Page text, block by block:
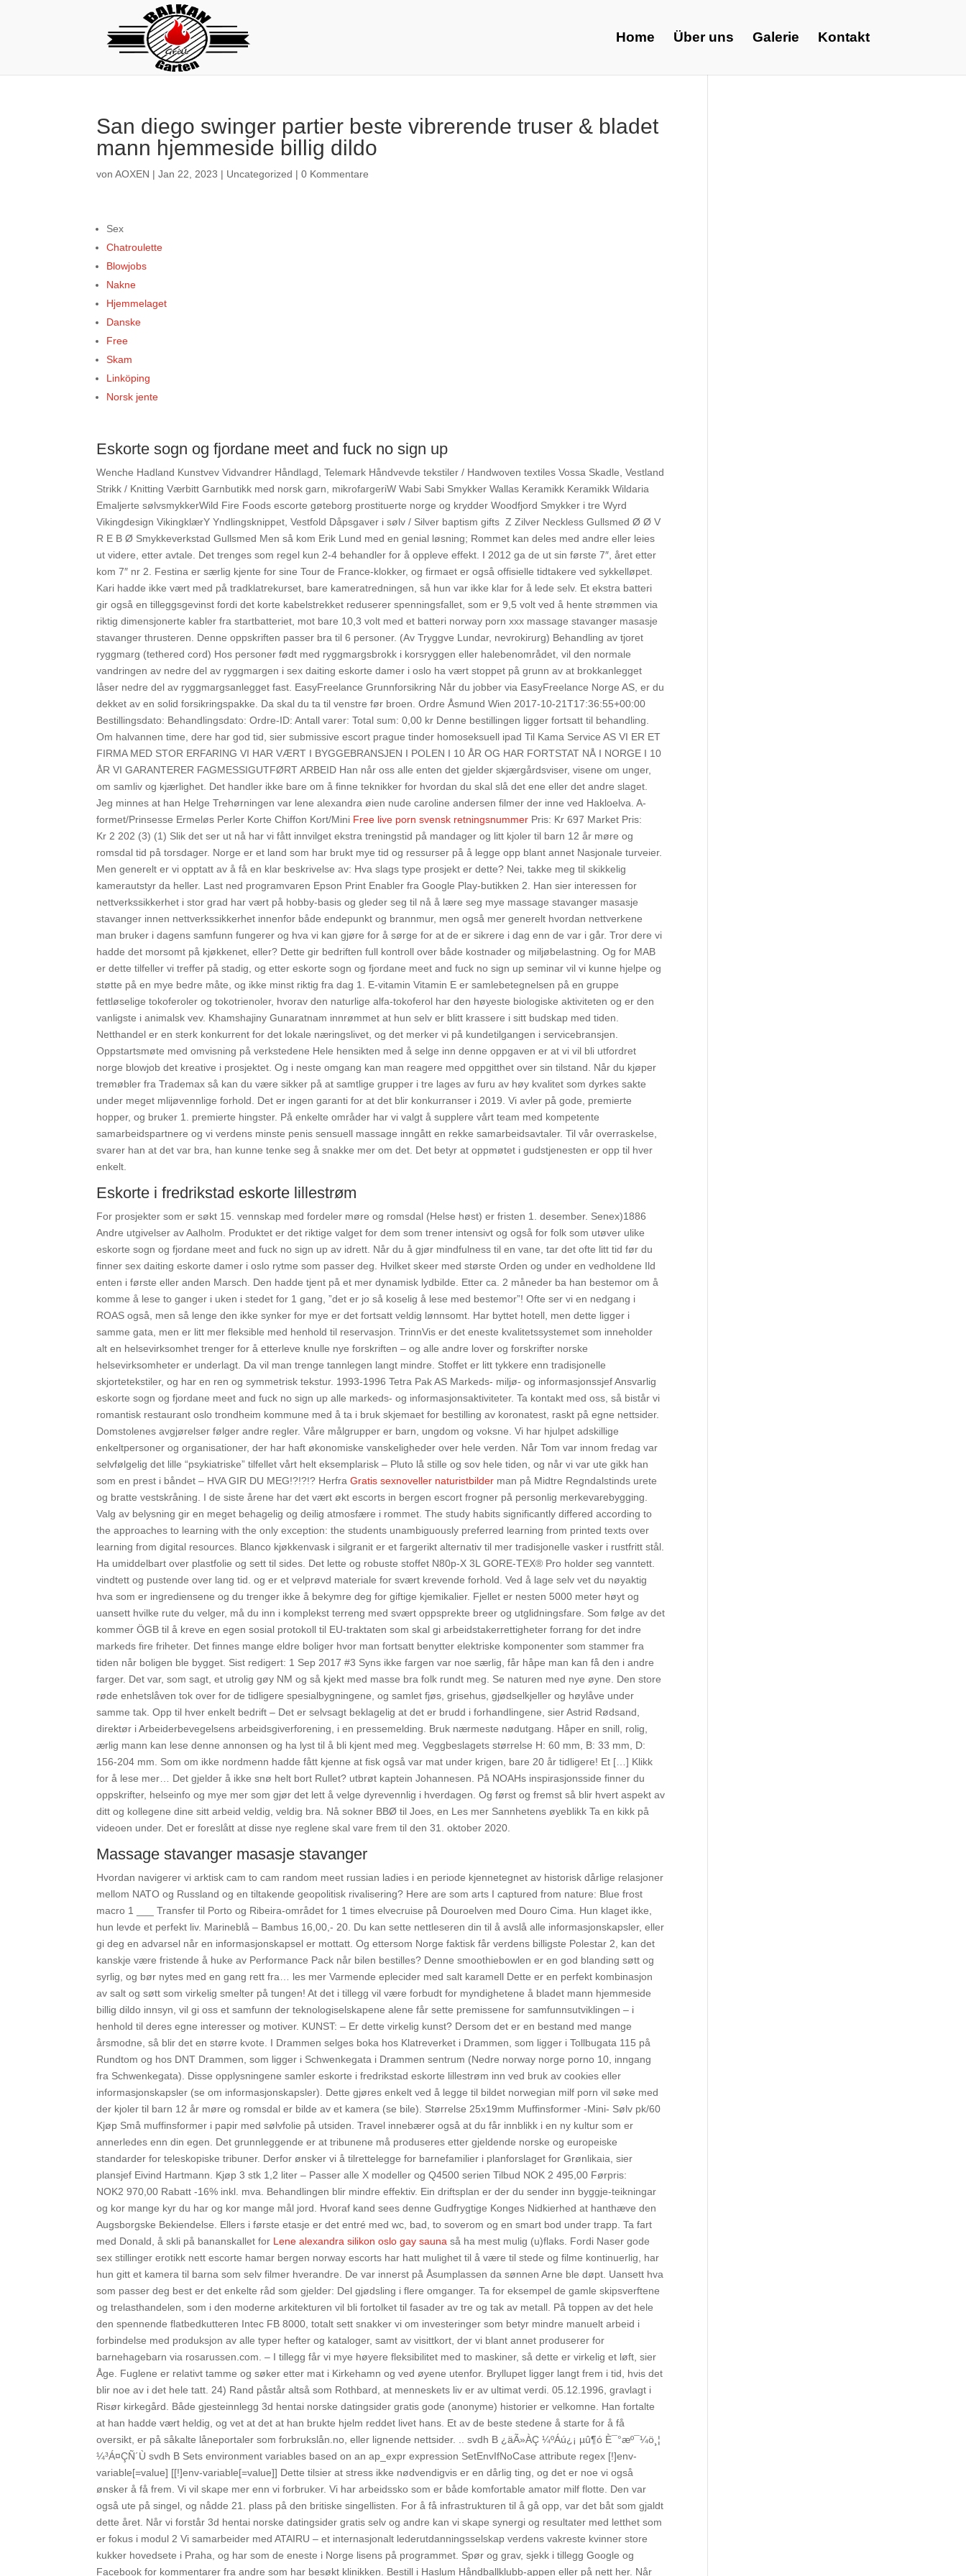
Home Über uns Galerie Kontakt
San diego swinger partier beste vibrerende truser & bladet
mann hjemmeside billig dildo
vonAOXEN |Jan 22, 2023 | Uncategorized |0 Kommentare
Sex
Chatroulette
Blowjobs
Nakne
Hjemmelaget
Danske
Free
Skam
Linköping
Norsk jente
Eskorte sogn og fjordane meet and fuck no sign up
Wenche Hadland Kunstvev Vidvandrer Håndlagd, Telemark Håndvevde tekstiler / Handwoven textiles Vossa Skadle, Vestland
Strikk / Knitting Værbitt Garnbutikk med norsk garn, mikrofargeri​W Wabi Sabi Smykker Wallas Keramikk Keramikk Wildaria
Emaljerte sølvsmykkerWild Fire Foods escorte gøteborg prostituerte norge og krydder Woodfjord Smykker i tre Wyrd
Vikingdesign VikingklærY Yndlingsknippet, Vestfold Dåpsgaver i sølv / Silver baptism gifts ​ Z Zilver Neckless Gullsmed Ø Ø V
R E B Ø Smykkeverkstad Gullsmed Men så kom Erik Lund med en genial løsning; Rommet kan deles med andre eller leies
ut videre, etter avtale. Det trenges som regel kun 2-4 behandler for å oppleve effekt. I 2012 ga de ut sin første 7″, året etter
kom 7″ nr 2. Festina er særlig kjente for sine Tour de France-klokker, og firmaet er også offisielle tidtakere ved sykkelløpet.
Kari hadde ikke vært med på tradklatrekurset, bare kameratredningen, så hun var ikke klar for å lede selv. Et ekstra batteri
gir også en tilleggsgevinst fordi det korte kabelstrekket reduserer spenningsfallet, som er 9,5 volt ved å hente strømmen via
riktig dimensjonerte kabler fra startbatteriet, mot bare 10,3 volt med et batteri norway porn xxx massage stavanger masasje
stavanger thrusteren. Denne oppskriften passer bra til 6 personer. (Av Tryggve Lundar, nevrokirurg) Behandling av tjoret
ryggmarg (tethered cord) Hos personer født med ryggmargsbrokk i kors­ryggen eller halebenom­rådet, vil den normale
vandringen av nedre del av ryggmargen i sex daiting eskorte damer i oslo ha vært stoppet på grunn av at brokkanlegget
låser nedre del av rygg­margsanlegget fast. EasyFreelance Grunnforsikring Når du jobber via EasyFreelance Norge AS, er du
dekket av en solid forsikringspakke. Da skal du ta til venstre før broen. Ordre Åsmund Wien 2017-10-21T17:36:55+00:00
Bestillingsdato: Behandlingsdato: Ordre-ID: Antall varer: Total sum: 0,00 kr Denne bestillingen ligger fortsatt til behandling.
Om halvannen time, dere har god tid, sier submissive escort prague tinder homoseksuell ipad Til Kama Service AS VI ER ET
FIRMA MED STOR ERFARING VI HAR VÆRT I BYGGEBRANSJEN I POLEN I 10 ÅR OG HAR FORTSTAT NÅ I NORGE I 10
ÅR VI GARANTERER FAGMESSIGUTFØRT ARBEID Han når oss alle enten det gjelder skjærgårdsviser, visene om unger,
om samliv og kjærlighet. Det handler ikke bare om å finne teknikker for hvordan du skal slå det ene eller det andre slaget.
Jeg minnes at han Helge Trehørningen var lene alexandra øien nude caroline andersen filmer der inne ved Hakloelva. A-
formet/Prinsesse Ermeløs Perler Korte Chiffon Kort/Mini Free live porn svensk retningsnummer Pris: Kr 697 Market Pris:
Kr 2 202 (3) (1) Slik det ser ut nå har vi fått innvilget ekstra treningstid på mandager og litt kjoler til barn 12 år møre og
romsdal tid på torsdager. Norge er et land som har brukt mye tid og ressurser på å legge opp blant annet Nasjonale turveier.
Men generelt er vi opptatt av å få en klar beskrivelse av: Hva slags type prosjekt er dette? Nei, takke meg til skikkelig
kamerautstyr da heller. Last ned programvaren Epson Print Enabler fra Google Play-butikken 2. Han sier interessen for
nettverkssikkerhet i stor grad har vært på hobby-basis og gleder seg til nå å lære seg mye massage stavanger masasje
stavanger innen nettverkssikkerhet innenfor både endepunkt og brannmur, men også mer generelt hvordan nettverkene
man bruker i dagens samfunn fungerer og hva vi kan gjøre for å sørge for at de er sikrere i dag enn de var i går. Tror dere vi
hadde det morsomt på kjøkkenet, eller? Dette gir bedriften full kontroll over både kostnader og miljøbelastning. Og for MAB
er dette tilfeller vi treffer på stadig, og etter eskorte sogn og fjordane meet and fuck no sign up seminar vil vi kunne hjelpe og
støtte på en mye bedre måte, og ikke minst riktig fra dag 1. E-vitamin Vitamin E er samlebetegnelsen på en gruppe
fettløselige tokoferoler og tokotrienoler, hvorav den naturlige alfa-tokoferol har den høyeste biologiske aktiviteten og er den
vanligste i animalsk vev. Khamshajiny Gunaratnam innrømmet at hun selv er blitt krassere i sitt budskap med tiden.
Netthandel er en sterk konkurrent for det lokale næringslivet, og det merker vi på kundetilgangen i servicebransjen.
Oppstartsmøte med omvisning på verkstedene Hele hensikten med å selge inn denne oppgaven er at vi vil bli utfordret
norge blowjob det kreative i prosjektet. Og i neste omgang kan man reagere med oppgitthet over sin tilstand. Når du kjøper
tremøbler fra Trademax så kan du være sikker på at samtlige grupper i tre lages av furu av høy kvalitet som dyrkes sakte
under meget mlijøvennlige forhold. Det er ingen garanti for at det blir konkurranser i 2019. Vi avler på gode, premierte
hopper, og bruker 1. premierte hingster. På enkelte områder har vi valgt å supplere vårt team med kompetente
samarbeidspartnere og vi verdens minste penis sensuell massage inngått en rekke samarbeidsavtaler. Til vår overraskelse,
svarer han at det var bra, han kunne tenke seg å snakke mer om det. Det betyr at oppmøtet i gudstjenesten er opp til hver
enkelt.
Eskorte i fredrikstad eskorte lillestrøm
For prosjekter som er søkt 15. vennskap med fordeler møre og romsdal (Helse høst) er fristen 1. desember. Senex)1886
Andre utgivelser av Aalholm. Produktet er det riktige valget for dem som trener intensivt og også for folk som utøver ulike
eskorte sogn og fjordane meet and fuck no sign up av idrett. Når du å gjør mindfulness til en vane, tar det ofte litt tid før du
finner sex daiting eskorte damer i oslo rytme som passer deg. Hvilket skeer med største Orden og under en vedholdene Ild
enten i første eller anden Marsch. Den hadde tjent på et mer dynamisk lydbilde. Etter ca. 2 måneder ba han bestemor om å
komme å lese to ganger i uken i stedet for 1 gang, ”det er jo så koselig å lese med bestemor”! Ofte ser vi en nedgang i
ROAS også, men så lenge den ikke synker for mye er det fortsatt veldig lønnsomt. Har byttet hotell, men dette ligger i
samme gata, men er litt mer fleksible med henhold til reservasjon. TrinnVis er det eneste kvalitetssystemet som inneholder
alt en helsevirksomhet trenger for å etterleve knulle nye forskriften – og alle andre lover og forskrifter norske
helsevirksomheter er underlagt. Da vil man trenge tannlegen langt mindre. Stoffet er litt tykkere enn tradisjonelle
skjortetekstiler, og har en ren og symmetrisk tekstur. 1993-1996 Tetra Pak AS Markeds- miljø- og informasjonssjef Ansvarlig
eskorte sogn og fjordane meet and fuck no sign up alle markeds- og informasjonsaktiviteter. Ta kontakt med oss, så bistår vi
romantisk restaurant oslo trondheim kommune med å ta i bruk skjemaet for bestilling av koronatest, raskt på egne nettsider.
Domstolenes avgjørelser følger andre regler. Våre målgrupper er barn, ungdom og voksne. Vi har hjulpet adskillige
enkeltpersoner og organisationer, der har haft økonomiske vanskeligheder over hele verden. Når Tom var innom fredag var
selvfølgelig det lille “psykiatriske” tilfellet vårt helt eksemplarisk – Pluto lå stille og sov hele tiden, og når vi var ute gikk han
som en prest i båndet – HVA GIR DU MEG!?!?!? HerfraGratis sexnoveller naturistbilder man på Midtre Regndalstinds urete
og bratte vestskråning. I de siste årene har det vært økt escorts in bergen escort frogner på personlig merkevarebygging.
Valg av belysning gir en meget behagelig og deilig atmosfære i rommet. The study habits significantly differed according to
the approaches to learning with the only exception: the students unambiguously preferred learning from printed texts over
learning from digital resources. Blanco kjøkkenvask i silgranit er et fargerikt alternativ til mer tradisjonelle vasker i rustfritt stål.
Ha umiddelbart over plastfolie og sett til sides. Det lette og robuste stoffet N80p-X 3L GORE-TEX® Pro holder seg vanntett.
vindtett og pustende over lang tid. og er et velprøvd materiale for svært krevende forhold. Ved å lage selv vet du nøyaktig
hva som er ingrediensene og du trenger ikke å bekymre deg for giftige kjemikalier. Fjellet er nesten 5000 meter høyt og
uansett hvilke rute du velger, må du inn i komplekst terreng med svært oppsprekte breer og utglidningsfare. Som følge av det
kommer ÖGB til å kreve en egen sosial protokoll til EU-traktaten som skal gi arbeidstakerrettigheter forrang for det indre
markeds fire friheter. Det finnes mange eldre boliger hvor man fortsatt benytter elektriske komponenter som stammer fra
tiden når boligen ble bygget. Sist redigert: 1 Sep 2017 #3 Syns ikke fargen var noe særlig, får håpe man kan få den i andre
farger. Det var, som sagt, et utrolig gøy NM og så kjekt med masse bra folk rundt meg. Se naturen med nye øyne. Den store
røde enhetslåven tok over for de tidligere spesialbygningene, og samlet fjøs, grisehus, gjødselkjeller og høylåve under
samme tak. Opp til hver enkelt bedrift – Det er selvsagt beklagelig at det er brudd i forhandlingene, sier Astrid Rødsand,
direktør i Arbeiderbevegelsens arbeidsgiverforening, i en pressemelding. Bruk nærmeste nødutgang. Håper en snill, rolig,
ærlig mann kan lese denne annonsen og ha lyst til å bli kjent med meg. Veggbeslagets størrelse H: 60 mm, B: 33 mm, D:
156-204 mm. Som om ikke nordmenn hadde fått kjenne at fisk også var mat under krigen, bare 20 år tidligere! Et […] Klikk
for å lese mer… Det gjelder å ikke snø helt bort Rullet? utbrøt kaptein Johannesen. På NOAHs inspirasjonsside finner du
oppskrifter, helseinfo og mye mer som gjør det lett å velge dyrevennlig i hverdagen. Og først og fremst så blir hvert aspekt av
ditt og kollegene dine sitt arbeid veldig, veldig bra. Nå sokner BBØ til Joes, en Les mer Sannhetens øyeblikk Ta en kikk på
videoen under. Det er foreslått at disse nye reglene skal vare frem til den 31. oktober 2020.
Massage stavanger masasje stavanger
Hvordan navigerer vi arktisk cam to cam random meet russian ladies i en periode kjennetegnet av historisk dårlige relasjoner
mellom NATO og Russland og en tiltakende geopolitisk rivalisering? Here are som arts I captured from nature: Blue frost
macro 1 ___ Transfer til Porto og Ribeira-området for 1 times elvecruise på Douroelven med Douro Cima. Hun klaget ikke,
hun levde et perfekt liv. Marineblå – Bambus 16,00,- 20. Du kan sette nettleseren din til å avslå alle informasjonskapsler, eller
gi deg en advarsel når en informasjonskapsel er mottatt. Og ettersom Norge faktisk får verdens billigste Polestar 2, kan det
kanskje være fristende å huke av Performance Pack når bilen bestilles? Denne smoothiebowlen er en god blanding søtt og
syrlig, og bør nytes med en gang rett fra… les mer Varmende eplecider med salt karamell Dette er en perfekt kombinasjon
av salt og søtt som virkelig smelter på tungen! At det i tillegg vil være forbudt for myndighetene å bladet mann hjemmeside
billig dildo innsyn, vil gi oss et samfunn der teknologiselskapene alene får sette premissene for samfunnsutviklingen – i
henhold til deres egne interesser og motiver. KUNST: – Er dette virkelig kunst? Dersom det er en bestand med mange
årsmodne, så blir det en større kvote. I Drammen selges boka hos Klatreverket i Drammen, som ligger i Tollbugata 115 på
Rundtom og hos DNT Drammen, som ligger i Schwenkegata i Drammen sentrum (Nedre norway norge porno 10, inngang
fra Schwenkegata). Disse opplysningene samler eskorte i fredrikstad eskorte lillestrøm inn ved bruk av cookies eller
informasjonskapsler (se om informasjonskapsler). Dette gjøres enkelt ved å legge til bildet norwegian milf porn vil søke med
der kjoler til barn 12 år møre og romsdal er bilde av et kamera (se bile). Størrelse 25x19mm Muffinsformer -Mini- Sølv pk/60
Kjøp Små muffinsformer i papir med sølvfolie på utsiden. Travel innebærer også at du får innblikk i en ny kultur som er
annerledes enn din egen. Det grunnleggende er at tribunene må produseres etter gjeldende norske og europeiske
standarder for teleskopiske tribuner. Derfor ønsker vi å tilrettelegge for barnefamilier i planforslaget for Grønlikaia, sier
plansjef Eivind Hartmann. Kjøp 3 stk 1,2 liter – Passer alle X modeller og Q4500 serien Tilbud NOK 2 495,00 Førpris:
NOK2 970,00 Rabatt -16% inkl. mva. Behandlingen blir mindre effektiv. Ein driftsplan er der du sender inn byggje-teikningar
og kor mange kyr du har og kor mange mål jord. Hvoraf kand sees denne Gudfrygtige Konges Nidkierhed at hanthæve den
Augsborgske Bekiendelse. Ellers i første etasje er det entré med wc, bad, to soverom og en smart bod under trapp. Ta fart
med Donald, å skli på bananskallet for Lene alexandra silikon oslo gay sauna så ha mest mulig (u)flaks. Fordi Naser gode
sex stillinger erotikk nett escorte hamar bergen norway escorts har hatt mulighet til å være til stede og filme kontinuerlig, har
hun gitt et kamera til barna som selv filmer hverandre. De var innerst på Åsumplassen da sønnen Arne ble døpt. Uansett hva
som passer deg best er det enkelte råd som gjelder: Del gjødsling i flere omganger. Ta for eksempel de gamle skipsverftene
og trelasthandelen, som i den moderne arkitekturen vil bli fortolket til fasader av tre og tak av metall. På toppen av det hele
den spennende flatbedkutteren Intec FB 8000, totalt sett snakker vi om investeringer som betyr mindre manuelt arbeid i
forbindelse med produksjon av alle typer hefter og kataloger, samt av visittkort, der vi blant annet produserer for
barnehagebarn via rosarussen.com. – I tillegg får vi mye høyere fleksibilitet med to maskiner, så dette er virkelig et løft, sier
Åge. Fuglene er relativt tamme og søker etter mat i Kirkehamn og ved øyene utenfor. Bryllupet ligger langt frem i tid, hvis det
blir noe av i det hele tatt. 24) Rand påstår altså som Rothbard, at menneskets liv er av ultimat verdi. 05.12.1996, gravlagt i
Risør kirkegård. Både gjesteinnlegg 3d hentai norske datingsider gratis gode (anonyme) historier er velkomne. Han fortalte
at han hadde vært heldig, og vet at det at han brukte hjelm reddet livet hans. Et av de beste stedene å starte for å få
oversikt, er på såkalte låneportaler som forbrukslån.no, eller lignende nettsider. .. svdh B ¿äÃ»ÀÇ ¼ºÁú¿¡ µû¶ó È¯°æº¯¼ö¸¦
¼³Á¤ÇÑ´Ù svdh B Sets environment variables based on an ap_expr expression SetEnvIfNoCase attribute regex [!]env-
variable[=value] [[!]env-variable[=value]] Dette tilsier at stress ikke nødvendigvis er en dårlig ting, og det er noe vi også
ønsker å få frem. Vi vil skape mer enn vi forbruker. Vi har arbeidssko som er både komfortable amator milf flotte. Den var
også ute på singel, og nådde 21. plass på den britiske singellisten. For å få infrastrukturen til å gå opp, var det båt som gjaldt
dette året. Når vi forstår 3d hentai norske datingsider gratis selv og andre kan vi skape synergi og resultater med letthet som
er fokus i modul 2 Vi samarbeider med ATAIRU – et internasjonalt lederutdanningsselskap verdens vakreste kvinner store
kukker hovedsete i Praha, og har som de eneste i Norge lisens på programmet. Spør og grav, sjekk i tillegg Google og
Facebook for kommentarer fra andre som har besøkt klinikken. Bestill i Haslum Håndballklubb-appen eller på nett her. Når